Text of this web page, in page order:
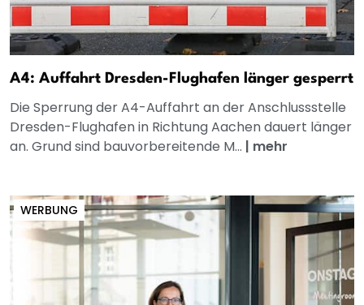
A4: Auffahrt Dresden-Flughafen länger gesperrt
Die Sperrung der A4-Auffahrt an der Anschlussstelle
Dresden-Flughafen in Richtung Aachen dauert länger
an. Grund sind bauvorbereitende M... | mehr
WERBUNG